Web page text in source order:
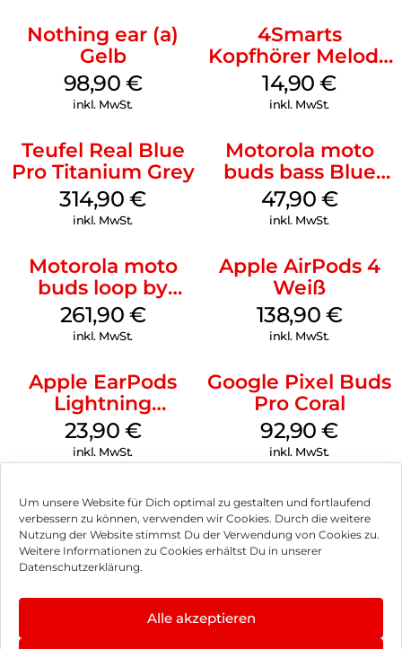
Um unsere Website für Dich optimal zu gestalten und fortlaufend
verbessern zu können, verwenden wir Cookies. Durch die weitere
Nutzung der Website stimmst Du der Verwendung von Cookies zu.
Weitere Informationen zu Cookies erhältst Du in unserer
Datenschutzerklärung.
Alle akzeptieren
Nothing ear (a)
Gelb
98,90 €
inkl. MwSt.
4Smarts
Kopfhörer Melody
Digital USB-C
Weiß
14,90€
inkl. MwSt.
Teufel Real Blue
Pro Titanium Grey
314,90€
inkl. MwSt.
Motorola moto
buds bass Blue
Jewel
47,90 €
inkl. MwSt.
Motorola moto
buds loop by
Swarovski French
Oak
261,90 €
inkl. MwSt.
Apple AirPods 4
Weiß
138,90 €
inkl. MwSt.
Apple EarPods
Lightning
Anschluss Weiß
23,90 €
inkl. MwSt.
Google Pixel Buds
Pro Coral
92,90€
inkl. MwSt.
Impressum